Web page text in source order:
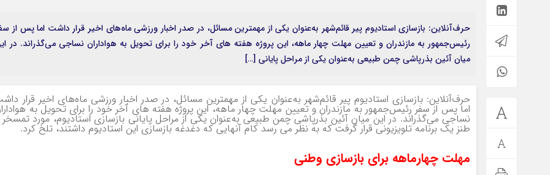
حرف‌آنلاین: بازسازی استادیوم پیر قائم‌شهر به‌عنوان یکی از مهمترین مسائل، در صدر اخبار ورزشی ماه‌های اخیر قرار داشت اما پس از
رئیس‌جمهور به مازندران و تعیین مهلت چهار ماهه، این پروژه هفته های آخر خود را برای تحویل به هواداران نساجی می‌گذراند. در
میان آئین بذرپاشی چمن طبیعی به‌عنوان یکی از مراحل پایانی […]
حرف‌آنلاین: بازسازی استادیوم پیر قائم‌شهر به‌عنوان یکی از مهمترین مسائل، در صدر اخبار ورزشی ماه‌های اخیر قرار
اما پس از سفر رئیس‌جمهور به مازندران و تعیین مهلت چهار ماهه، این پروژه هفته های آخر خود را برای تحویل به
نساجی می‌گذراند. در این میان آئین بذرپاشی چمن طبیعی به‌عنوان یکی از مراحل پایانی بازسازی استادیوم، مورد
طنز یک برنامه تلویزیونی قرار گرفت که به نظر می رسد کام آنهایی که دغدغه بازسازی این استادیوم داشتند، تلخ کرد.
مهلت چهارماهه برای بازسازی وطنی